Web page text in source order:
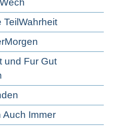
TeilWahrheit
und Fur Gut
Auch Immer